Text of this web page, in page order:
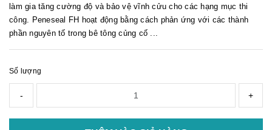
làm gia tăng cường độ và bảo vệ vĩnh cửu cho các hạng mục thi
công. Peneseal FH hoạt động bằng cách phản ứng với các thành
phần nguyên tố trong bê tông củng cố ...
Số lượng
- +